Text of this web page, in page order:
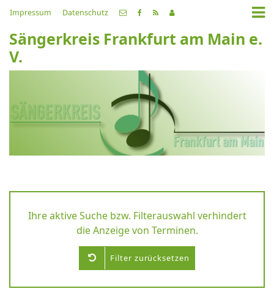
Impressum Datenschutz
Sängerkreis Frankfurt am Main e.
V.
Ihre aktive Suche bzw. Filterauswahl verhindert
die Anzeige von Terminen.
Filter zurücksetzen